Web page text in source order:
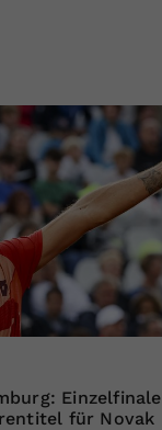
Einzelfinale
für Novak